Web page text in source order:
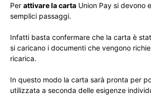
Per attivare la carta Union Pay si devono
semplici passaggi.
Infatti basta confermare che la carta è
si caricano i documenti che vengono
ricarica.
In questo modo la carta sarà pronta per
utilizzata a seconda delle esigenze